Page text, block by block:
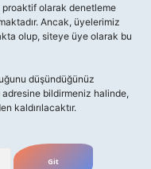
olarak denetleme
Ancak, üyelerimiz
olup, siteye üye olarak bu
düşündüğünüz
adresine bildirmeniz halinde,
kaldırılacaktır.